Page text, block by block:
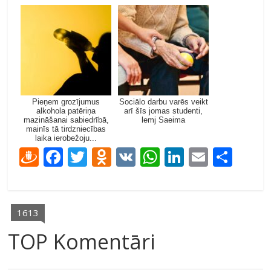
Pieņem grozījumus
alkohola patēriņa
mazināšanai sabiedrībā,
mainīs tā tirdzniecības
laika ierobežoju...
Sociālo darbu varēs veikt
arī šīs jomas studenti,
lemj Saeima
D
gi
e
m
F
o
o
T O
kl
as
V W Li E
1613
TOP Komentāri